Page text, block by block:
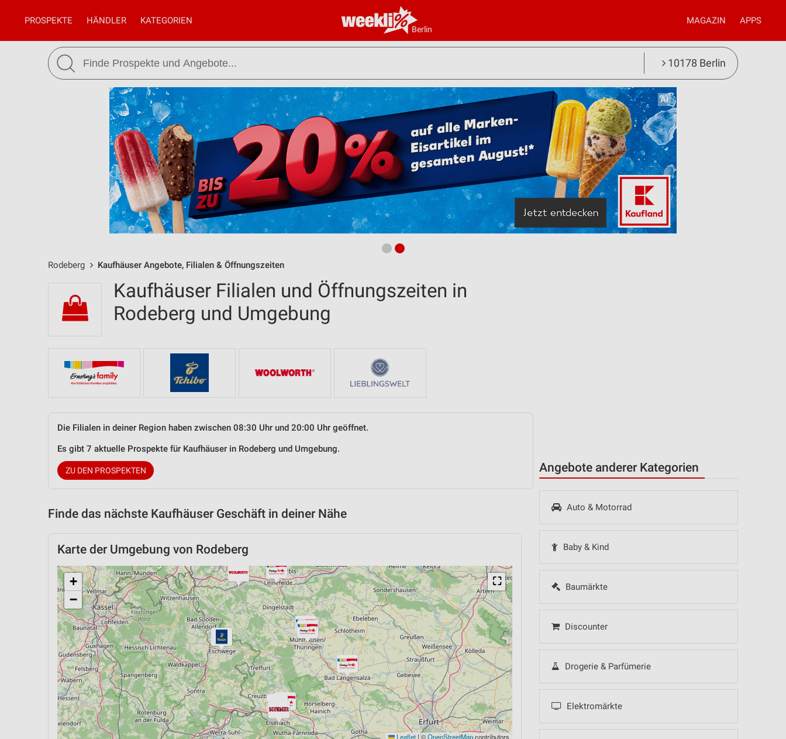
Berlin
PROSPEKTE HÄNDLER KATEGORIEN MAGAZIN APPS
10178 Berlin
Rodeberg Kaufhäuser Angebote, Filialen & Öffnungszeiten
Angebote anderer Kategorien
Auto & Motorrad
Baby & Kind
Baumärkte
Discounter
Drogerie & Parfümerie
Elektromärkte
Kaufhäuser Filialen und Öffnungszeiten in
Rodeberg und Umgebung
Die Filialen in deiner Region haben zwischen 08:30 Uhr und 20:00 Uhr geöffnet.
Es gibt 7 aktuelle Prospekte für Kaufhäuser in Rodeberg und Umgebung.
ZU DEN PROSPEKTEN
Finde das nächste Kaufhäuser Geschäft in deiner Nähe
Karte der Umgebung von Rodeberg
⛶
+
−
Leaflet | ©OpenStreetMapcontributors